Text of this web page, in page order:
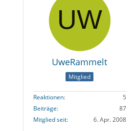
UweRammelt
Mitglied
Reaktionen
5
Beiträge
87
Mitglied seit
6. Apr. 2008